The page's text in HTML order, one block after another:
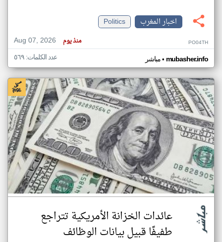
اخبار المغرب
Politics
Aug 07, 2026
منذ يوم PO04TH
مباشر• mubasher.info عدد الكلمات: ٥٦٩
عائدات الخزانة الأمريكية تتراجع
طفيفًا قبيل بيانات الوظائف